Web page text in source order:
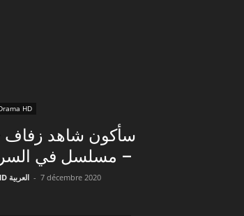
HD
– مسلسل في
Turkish Drama HD العربية - 7 décembre 2020